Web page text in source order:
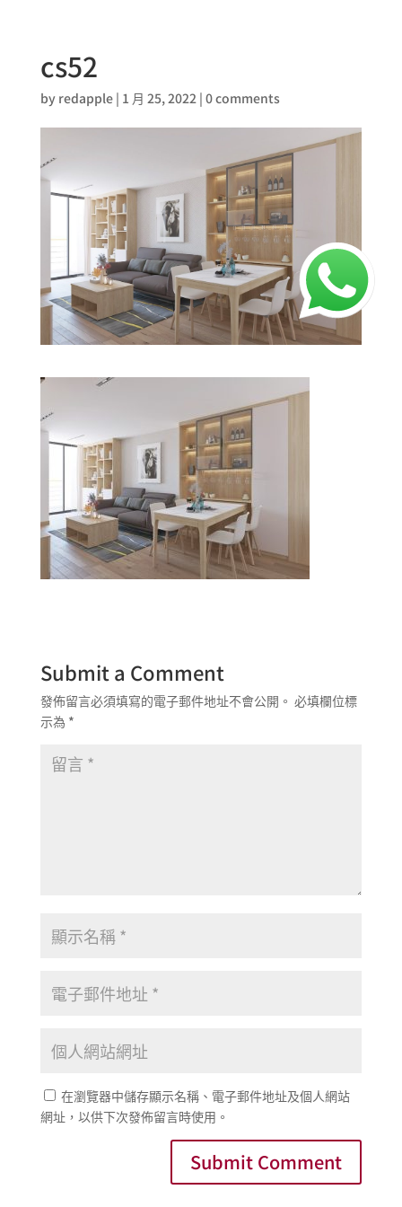
cs52
by redapple| 1 月 25, 2022| 0 comments
Submit a Comment
發佈留言必須填寫的電子郵件地址不會公開。 必填欄位標
示為 *
在瀏覽器中儲存顯示名稱、電子郵件地址及個人網站
網址，以供下次發佈留言時使用。